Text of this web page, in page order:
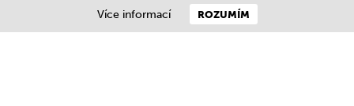
Více informací
ROZUMÍM